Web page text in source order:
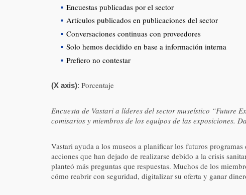
Encuestas publicadas por el sector
Artículos publicados en publicaciones del sector
Conversaciones continuas con proveedores
Solo hemos decidido en base a información interna
Prefiero no contestar
(X axis): Porcentaje
Encuesta de Vastari a líderes del sector museístico “Future
comisarios y miembros de los equipos de las exposiciones.
Vastari ayuda a los museos a planificar los futuros
acciones que han dejado de realizarse debido a la crisis
planteó más preguntas que respuestas. Muchos de los
cómo reabrir con seguridad, digitalizar su oferta y ganar